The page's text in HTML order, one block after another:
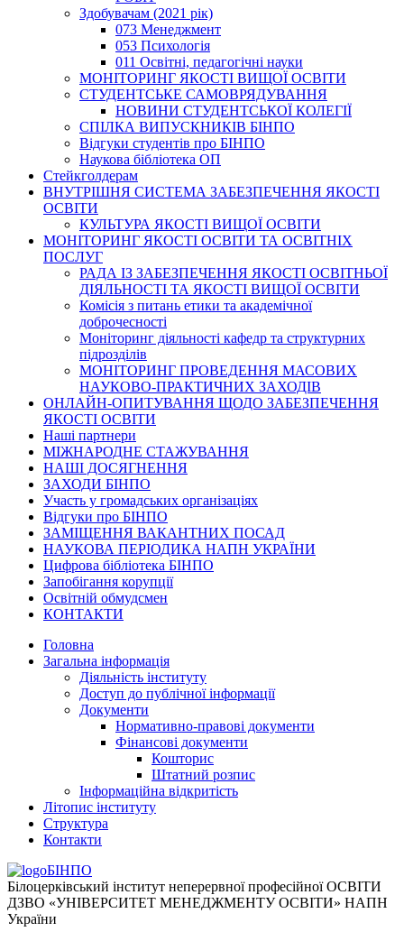
Здобувачам (2021 рік)
073 Менеджмент
053 Психологія
011 Освітні, педагогічні науки
МОНІТОРИНГ ЯКОСТІ ВИЩОЇ ОСВІТИ
СТУДЕНТСЬКЕ САМОВРЯДУВАННЯ
НОВИНИ СТУДЕНТСЬКОЇ КОЛЕГІЇ
СПІЛКА ВИПУСКНИКІВ БІНПО
Відгуки студентів про БІНПО
Наукова бібліотека ОП
Стейкголдерам
ВНУТРІШНЯ СИСТЕМА ЗАБЕЗПЕЧЕННЯ ЯКОСТІ
ОСВІТИ
КУЛЬТУРА ЯКОСТІ ВИЩОЇ ОСВІТИ
МОНІТОРИНГ ЯКОСТІ ОСВІТИ ТА ОСВІТНІХ
ПОСЛУГ
РАДА ІЗ ЗАБЕЗПЕЧЕННЯ ЯКОСТІ ОСВІТНЬОЇ
ДІЯЛЬНОСТІ ТА ЯКОСТІ ВИЩОЇ ОСВІТИ
Комісія з питань етики та академічної
доброчесності
Моніторинг діяльності кафедр та структурних
підрозділів
МОНІТОРИНГ ПРОВЕДЕННЯ МАСОВИХ
НАУКОВО-ПРАКТИЧНИХ ЗАХОДІВ
ОНЛАЙН-ОПИТУВАННЯ ЩОДО ЗАБЕЗПЕЧЕННЯ
ЯКОСТІ ОСВІТИ
Наші партнери
МІЖНАРОДНЕ СТАЖУВАННЯ
НАШІ ДОСЯГНЕННЯ
ЗАХОДИ БІНПО
Участь у громадських організаціях
Відгуки про БІНПО
ЗАМІЩЕННЯ ВАКАНТНИХ ПОСАД
НАУКОВА ПЕРІОДИКА НАПН УКРАЇНИ
Цифрова бібліотека БІНПО
Запобігання корупції
Освітній обмудсмен
КОНТАКТИ
Головна
Загальна інформація
Діяльність інституту
Доступ до публічної інформації
Документи
Нормативно-правові документи
Фінансові документи
Кошторис
Штатний розпис
Інформаційна відкритість
Літопис інституту
Структура
Контакти
БІНПО
Білоцерківський інститут неперервної професійної ОСВІТИ
ДЗВО «УНІВЕРСИТЕТ МЕНЕДЖМЕНТУ ОСВІТИ» НАПН
України